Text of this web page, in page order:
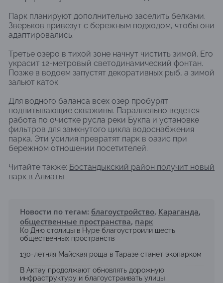
Парк планируют дополнительно заселить белками.
Зверьков привезут с бережным подходом, чтобы они
адаптировались.
Третье озеро в тихой зоне начнут чистить зимой. Его
украсит 12-метровый светодинамический фонтан.
Позже в водоем запустят декоративных рыб, а зимой
зальют каток.
Для водного баланса всех озер пробурят
подпитывающие скважины. Параллельно ведется
работа по очистке русла реки Букпа и установке
фильтров для замкнутого цикла водоснабжения
парка. Эти усилия превратят парк в оазис при
бережном отношении посетителей.
Читайте также: Бостандыкский район получит новый
парк в Алматы
Новости по тегам: благоустройство, Караганда,
общественные пространства, парк
Ко Дню столицы в Нуре благоустроили шесть
общественных пространств
130-летняя Майская роща в Таразе станет экопарком
В Актау продолжают обновлять дорожную
инфраструктуру и благоустраивать улицы